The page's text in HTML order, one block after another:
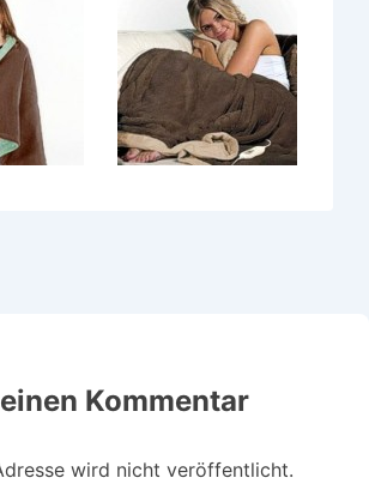
Kommentar
wird nicht veröffentlicht.